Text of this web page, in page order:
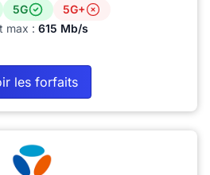
5G
5G+
max : 615 Mb/s
les forfaits